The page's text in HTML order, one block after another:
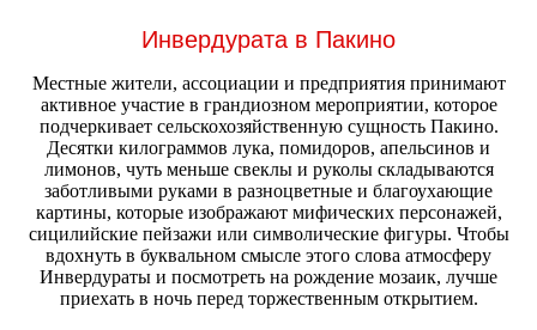
Инвердурата в Пакино
Местные жители, ассоциации и предприятия принимают
активное участие в грандиозном мероприятии, которое
подчеркивает сельскохозяйственную сущность Пакино.
Десятки килограммов лука, помидоров, апельсинов и
лимонов, чуть меньше свеклы и руколы складываются
заботливыми руками в разноцветные и благоухающие
картины, которые изображают мифических персонажей,
сицилийские пейзажи или символические фигуры. Чтобы
вдохнуть в буквальном смысле этого слова атмосферу
Инвердураты и посмотреть на рождение мозаик, лучше
приехать в ночь перед торжественным открытием.